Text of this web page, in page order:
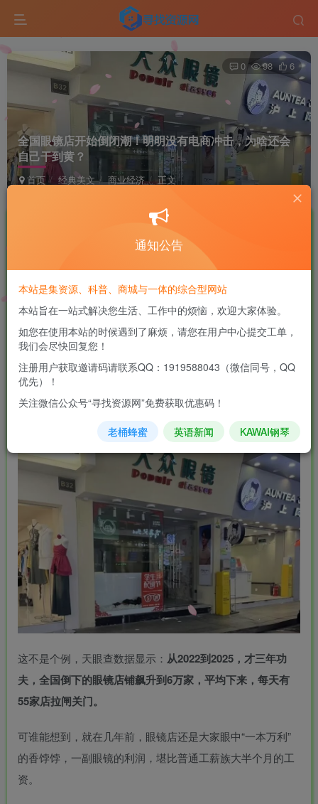
全国眼镜店开始倒闭潮！明明没有电商冲击，为啥还会
自己干到黄？
首页 经典美文 商业经济 正文
0 98 6
极好 · 1000
最近逛街时不难发现，以前随处可见的眼镜店，不少都悄悄
挂出了“转让”招牌。
在某二线城市的商业街上，曾经挤着8家眼镜店，如今只剩3
家还在勉强支撑，老板们碰面叹气的次数越来越多。
这不是个例，天眼查数据显示： 从2022到2025，才三年功
夫，全国倒下的眼镜店铺飙升到6万家，平均下来，每天有
55家店拉闸关门。
可谁能想到，就在几年前，眼镜店还是大家眼中“一本万利”
的香饽饽，一副眼镜的利润，堪比普通工薪族大半个月的工
资。
通知公告
本站是集资源、科普、商城与一体的综合型网站
本站旨在一站式解决您生活、工作中的烦恼，欢迎大家体验。
如您在使用本站的时候遇到了麻烦，请您在用户中心提交工单，
我们会尽快回复您！
注册用户获取邀请码请联系QQ：1919588043（微信同号，QQ
优先）！
关注微信公众号“寻找资源网”免费获取优惠码！
老桶蜂蜜 英语新闻 KAWAI钢琴